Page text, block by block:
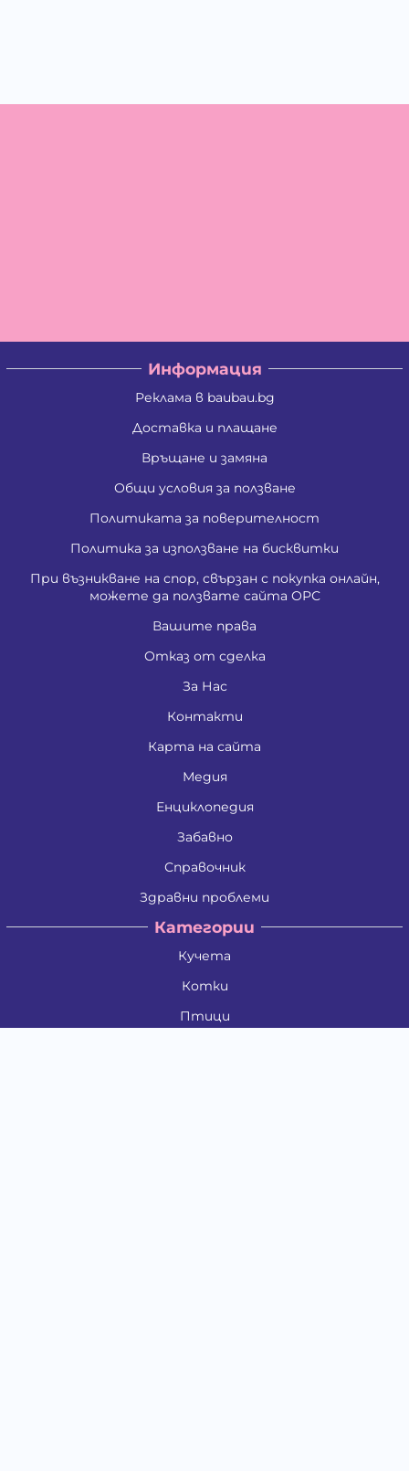
Информация
Реклама в baubau.bg
Доставка и плащане
Връщане и замяна
Общи условия за ползване
Политиката за поверителност
Политика за използване на бисквитки
При възникване на спор, свързан с покупка онлайн,
можете да ползвате сайта ОРС
Вашите права
Отказ от сделка
За Нас
Контакти
Карта на сайта
Медия
Енциклопедия
Забавно
Справочник
Здравни проблеми
Категории
Кучета
Котки
Птици